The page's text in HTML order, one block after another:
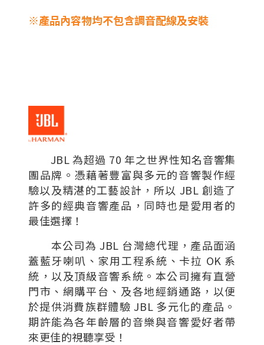
※產品內容物均不包含調音配線及安裝
JBL 為超過 70 年之世界性知名音響集
團品牌。憑藉著豐富與多元的音響製作經
驗以及精湛的工藝設計，所以 JBL 創造了
許多的經典音響產品，同時也是愛用者的
最佳選擇！
本公司為 JBL 台灣總代理，產品面涵
蓋藍牙喇叭、家用工程系統、卡拉 OK 系
統，以及頂級音響系統。本公司擁有直營
門市、網購平台、及各地經銷通路，以便
於提供消費族群體驗 JBL 多元化的產品。
期許能為各年齡層的音樂與音響愛好者帶
來更佳的視聽享受！